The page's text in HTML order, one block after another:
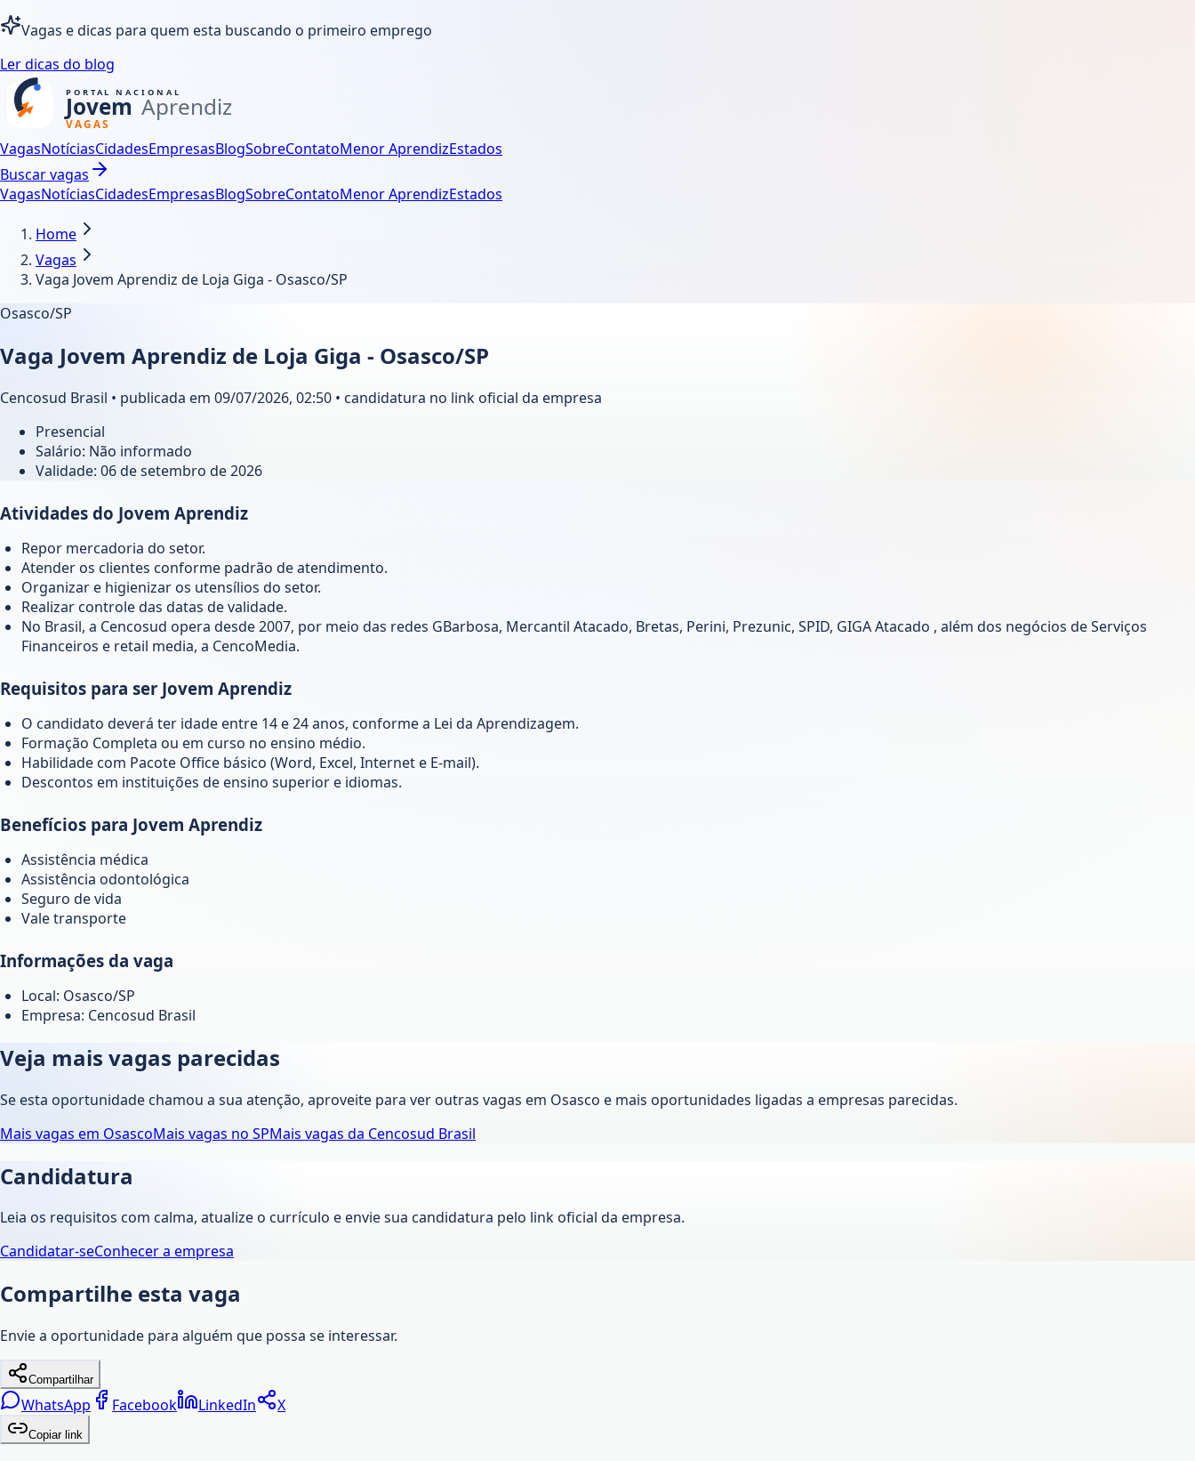
Vagas e dicas para quem esta buscando o primeiro emprego
Ler dicas do blog
VagasNotíciasCidadesEmpresasBlogSobreContatoMenor AprendizEstados
Buscar vagas
VagasNotíciasCidadesEmpresasBlogSobreContatoMenor AprendizEstados
Home
Vagas
Vaga Jovem Aprendiz de Loja Giga - Osasco/SP
Osasco/SP
Vaga Jovem Aprendiz de Loja Giga - Osasco/SP
Cencosud Brasil • publicada em 09/07/2026, 02:50 • candidatura no link oficial da empresa
Presencial
Salário: Não informado
Validade: 06 de setembro de 2026
Atividades do Jovem Aprendiz
Repor mercadoria do setor.
Atender os clientes conforme padrão de atendimento.
Organizar e higienizar os utensílios do setor.
Realizar controle das datas de validade.
No Brasil, a Cencosud opera desde 2007, por meio das redes GBarbosa, Mercantil Atacado, Bretas, Perini, Prezunic, SPID, GIGA Atacado , além dos negócios de Serviços
Financeiros e retail media, a CencoMedia.
Requisitos para ser Jovem Aprendiz
O candidato deverá ter idade entre 14 e 24 anos, conforme a Lei da Aprendizagem.
Formação Completa ou em curso no ensino médio.
Habilidade com Pacote Office básico (Word, Excel, Internet e E-mail).
Descontos em instituições de ensino superior e idiomas.
Benefícios para Jovem Aprendiz
Assistência médica
Assistência odontológica
Seguro de vida
Vale transporte
Informações da vaga
Local: Osasco/SP
Empresa: Cencosud Brasil
Veja mais vagas parecidas
Se esta oportunidade chamou a sua atenção, aproveite para ver outras vagas em Osasco e mais oportunidades ligadas a empresas parecidas.
Mais vagas em OsascoMais vagas no SPMais vagas da Cencosud Brasil
Candidatura
Leia os requisitos com calma, atualize o currículo e envie sua candidatura pelo link oficial da empresa.
Candidatar-seConhecer a empresa
Compartilhe esta vaga
Envie a oportunidade para alguém que possa se interessar.
Compartilhar
WhatsApp Facebook LinkedIn X
Copiar link